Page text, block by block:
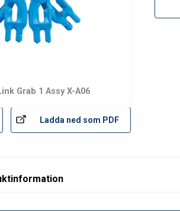
Grab 1 Assy X-A06
Ladda ned som PDF